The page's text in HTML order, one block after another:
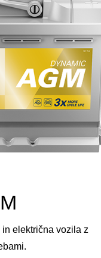
električna vozila z